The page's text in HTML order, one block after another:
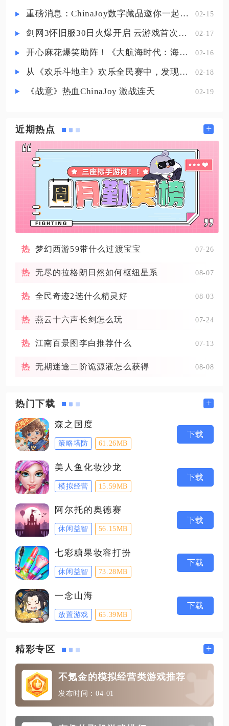
输出爆发法师，适配妲己、安琪
拉、上官婉儿这类一套技能即可完
过
重磅消息：ChinaJoy数字藏品邀你一起评选 02-15
剑网3怀旧服30日火爆开启 云游戏首次亮相CJ打造舒适畅玩体验 02-17
开心麻花爆笑助阵！《大航海时代：海上霸主》亮相China Joy 02-16
从《欢乐斗地主》欢乐全民赛中，发现拓盘全民电竞的新蓝海 02-18
《战意》热血ChinaJoy 激战连天 02-19
近期热点 +
梦幻西游59带什么过渡宝宝 07-26
无尽的拉格朗日然如何枢纽星系 08-07
全民奇迹2选什么精灵好 08-03
燕云十六声长剑怎么玩 07-24
江南百景图李白推荐什么 07-13
无期迷途二阶诡源液怎么获得 08-08
热门下载 +
森之国度
策略塔防 61.26MB
下载
美人鱼化妆沙龙
模拟经营 15.59MB
下载
阿尔托的奥德赛
休闲益智 56.15MB
下载
七彩糖果妆容打扮
休闲益智 73.28MB
下载
一念山海
放置游戏 65.39MB
下载
精彩专区 +
不氪金的模拟经营类游戏推荐
发布时间：04-01